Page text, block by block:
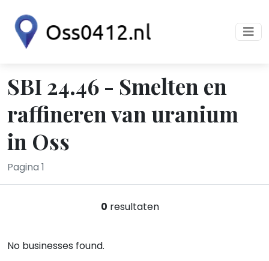
SBI 24.46 - Smelten en
raffineren van uranium
in Oss
Pagina 1
0 resultaten
No businesses found.